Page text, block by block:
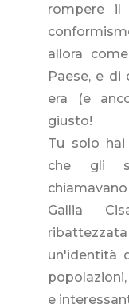
rompere
allora
Paese, e di
era (e
giusto!
Tu solo
che gli
Gallia
un'identità
e